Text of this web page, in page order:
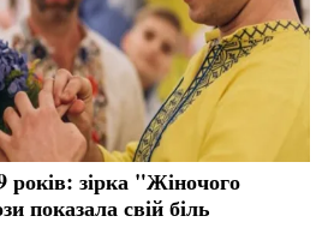
років: зірка "Жіночого
показала свій біль